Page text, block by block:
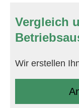
Vergleich
Wir erstellen